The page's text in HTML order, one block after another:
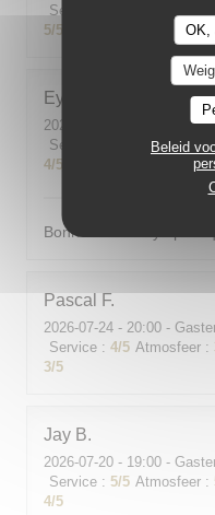
OK,
Beleid
Service
5/5
Eylard
2026-07-27
- 20:30 -
Service
Atmosfeer:
4/5
Bonne cuisine
Pascal F
2026-07-24 - 20:00 -
Service : 4/5 Atmosfeer :
3/5
Jay B
2026-07-20 - 19:00 -
Service : 5/5 Atmosfeer :
4/5